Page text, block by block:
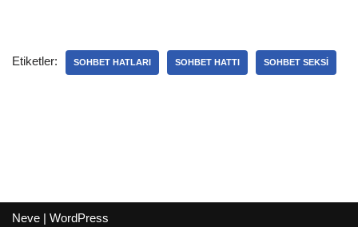
Etiketler: SOHBET HATLARI SOHBET HATTI SOHBET SEKSI
Neve | WordPress